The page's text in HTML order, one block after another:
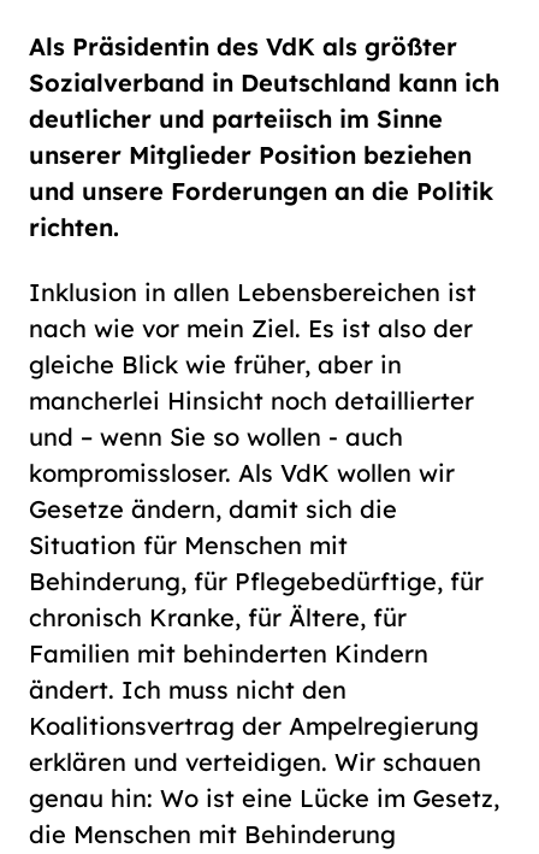
Als Präsidentin des VdK als größter
Sozialverband in Deutschland kann ich
deutlicher und parteiisch im Sinne
unserer Mitglieder Position beziehen
und unsere Forderungen an die Politik
richten.
Inklusion in allen Lebensbereichen ist
nach wie vor mein Ziel. Es ist also der
gleiche Blick wie früher, aber in
mancherlei Hinsicht noch detaillierter
und – wenn Sie so wollen - auch
kompromissloser. Als VdK wollen wir
Gesetze ändern, damit sich die
Situation für Menschen mit
Behinderung, für Pflegebedürftige, für
chronisch Kranke, für Ältere, für
Familien mit behinderten Kindern
ändert. Ich muss nicht den
Koalitionsvertrag der Ampelregierung
erklären und verteidigen. Wir schauen
genau hin: Wo ist eine Lücke im Gesetz,
die Menschen mit Behinderung